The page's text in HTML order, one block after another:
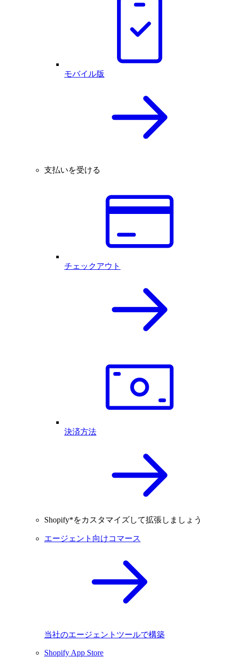
モバイル版
支払いを受ける
チェックアウト
決済方法
Shopify*をカスタマイズして拡張しましょう
エージェント向けコマース
当社のエージェントツールで構築
Shopify App Store